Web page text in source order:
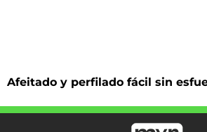
Afeitado y perfilado fácil sin